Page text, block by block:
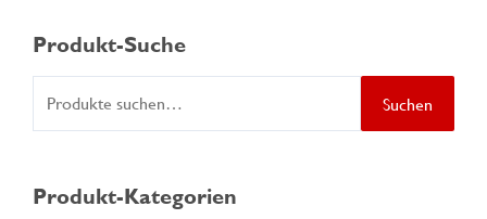
können
der
gewählt
der
Produkt-Suche
u
h
Suchen
Produkt-Kategorien